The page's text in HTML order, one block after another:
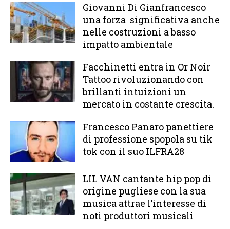
Giovanni Di Gianfrancesco
una forza significativa anche
nelle costruzioni a basso
impatto ambientale
Facchinetti entra in Or Noir
Tattoo rivoluzionando con
brillanti intuizioni un
mercato in costante crescita.
Francesco Panaro panettiere
di professione spopola su tik
tok con il suo ILFRA28
LIL VAN cantante hip pop di
origine pugliese con la sua
musica attrae l’interesse di
noti produttori musicali